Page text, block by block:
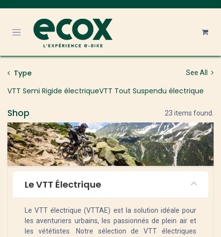
Type See All
VTT Semi Rigide électriqueVTT Tout Suspendu électrique
Shop 23 items found.
Le VTT Électrique
Le VTT électrique (VTTAE) est la solution idéale pour
les aventuriers urbains, les passionnés de plein air et
les vététistes. Notre sélection de VTT électriques